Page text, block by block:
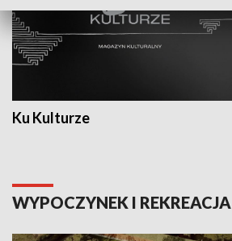
Ku Kulturze
WYPOCZYNEK I REKREACJA